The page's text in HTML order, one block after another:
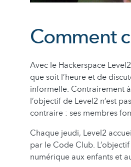
Comment
Avec le Hackerspace
que soit l’heure et de
informelle. Contrairement
l’objectif de Level2 n’est
contraire : ses membres
Chaque jeudi, Level2
par le Code Club.
numérique aux enfants et